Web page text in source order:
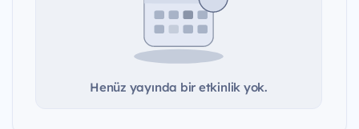
Henüz yayında bir etkinlik yok.